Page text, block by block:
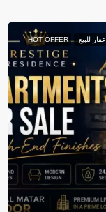
عقار للبيع HOT OFFER